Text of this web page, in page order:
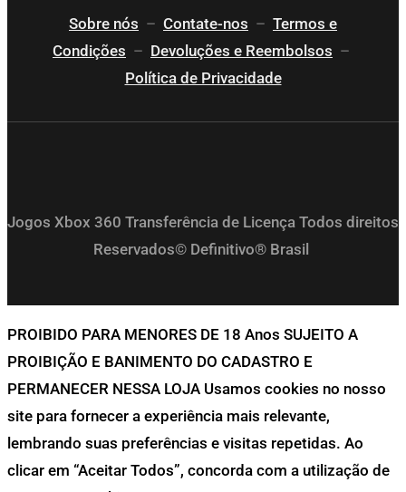
Sobre nós – Contate-nos – Termos e
Condições – Devoluções e Reembolsos –
Política de Privacidade
Jogos Xbox 360 Transferência de Licença Todos direitos
Reservados© Definitivo® Brasil
PROIBIDO PARA MENORES DE 18 Anos SUJEITO A
PROIBIÇÃO E BANIMENTO DO CADASTRO E
PERMANECER NESSA LOJA Usamos cookies no nosso
site para fornecer a experiência mais relevante,
lembrando suas preferências e visitas repetidas. Ao
clicar em “Aceitar Todos”, concorda com a utilização de